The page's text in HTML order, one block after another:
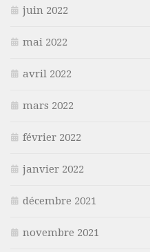
juin 2022
mai 2022
avril 2022
mars 2022
février 2022
janvier 2022
décembre 2021
novembre 2021